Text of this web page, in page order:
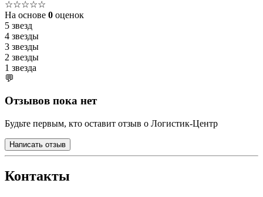
☆☆☆☆☆
На основе 0 оценок
5 звезд
4 звезды
3 звезды
2 звезды
1 звезда
💬
Отзывов пока нет
Будьте первым, кто оставит отзыв о Логистик-Центр
Написать отзыв
Контакты